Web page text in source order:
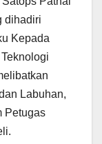
dihadiri
Kepada
Labuhan,
Petugas